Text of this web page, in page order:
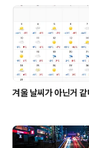
의부터, Statistical
지도학습 및 비지도학습
에 대해..
겨울 날씨가 아닌거 같